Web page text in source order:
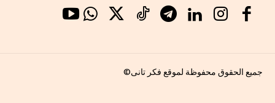
جميع الحقوق محفوظة لموقع فكر تانى©